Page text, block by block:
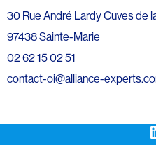
30 Rue André Lardy Cuves de
97438 Sainte-Marie
02 62 15 02 51
contact-oi@alliance-
LinkedIn